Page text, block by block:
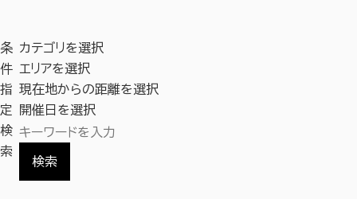
条
件
指
定
検
索
カテゴリを選択
エリアを選択
現在地からの距離を選択
開催日を選択
検索